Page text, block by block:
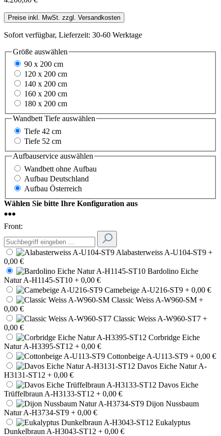
Preise inkl. MwSt. zzgl. Versandkosten
Sofort verfügbar, Lieferzeit: 30-60 Werktage
Größe auswählen
90 x 200 cm
120 x 200 cm
140 x 200 cm
160 x 200 cm
180 x 200 cm
Wandbett Tiefe auswählen
Tiefe 42 cm
Tiefe 52 cm
Aufbauservice auswählen
Wandbett ohne Aufbau
Aufbau Deutschland
Aufbau Österreich
Wählen Sie bitte Ihre Konfiguration aus
Front:
Alabasterweiss A-U104-ST9 +
0,00 €
Bardolino Eiche
Natur A-H1145-ST10 + 0,00 €
Camebeige A-U216-ST9 + 0,00 €
Classic Weiss A-W960-SM +
0,00 €
Classic Weiss A-W960-ST7 +
0,00 €
Corbridge Eiche
Natur A-H3395-ST12 + 0,00 €
Cottonbeige A-U113-ST9 + 0,00 €
Davos Eiche Natur A-
H3131-ST12 + 0,00 €
Davos Eiche
Trüffelbraun A-H3133-ST12 + 0,00 €
Dijon Nussbaum
Natur A-H3734-ST9 + 0,00 €
Eukalyptus
Dunkelbraun A-H3043-ST12 + 0,00 €